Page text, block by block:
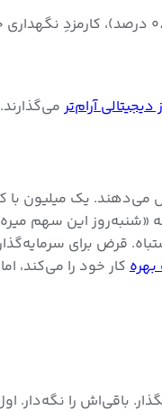
دیجیتالی آرام‌تر
میره ۳ برابر»، او یا دروغ می‌گه یا نمی‌دونه چی می‌گه.
قرض برای
بهره کار خود را می‌کند،